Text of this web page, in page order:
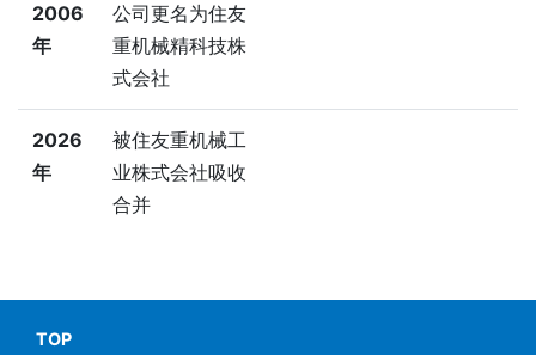
2006
年
公司更名为住友
重机械精科技株
式会社
2026
年
被住友重机械工
业株式会社吸收
合并
TOP